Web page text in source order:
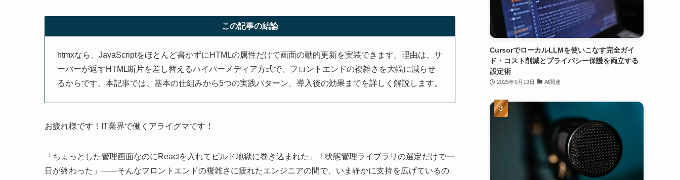
この記事の結論
htmxなら、JavaScriptをほとんど書かずにHTMLの属性だけで画面の動的更新を実装できます。理由は、サ
ーバーが返すHTML断片を差し替えるハイパーメディア方式で、フロントエンドの複雑さを大幅に減らせ
るからです。本記事では、基本の仕組みから5つの実践パターン、導入後の効果までを詳しく解説します。
お疲れ様です！IT業界で働くアライグマです！
「ちょっとした管理画面なのにReactを入れてビルド地獄に巻き込まれた」「状態管理ライブラリの選定だけで一
日が終わった」——そんなフロントエンドの複雑さに疲れたエンジニアの間で、いま静かに支持を広げているの
CursorでローカルLLMを使いこなす完全ガイ
ド・コスト削減とプライバシー保護を両立する
設定術
2025年9月19日 AI関連